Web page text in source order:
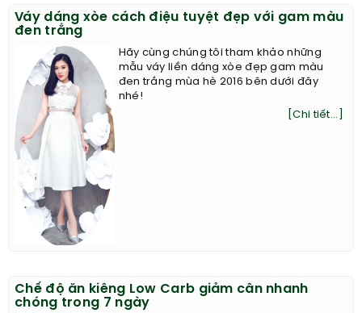
Váy dáng xòe cách điệu tuyệt đẹp với gam màu
đen trắng
Hãy cùng chúng tôi tham khảo những
mẫu váy liền dáng xòe đẹp gam màu
đen trắng mùa hè 2016 bên dưới đây
nhé!
[Chi tiết...]
Chế độ ăn kiêng Low Carb giảm cân nhanh
chóng trong 7 ngày